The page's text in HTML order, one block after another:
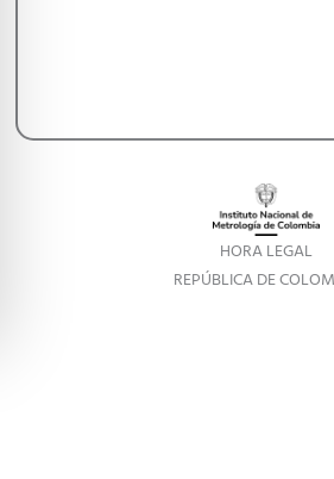
HORA LEGAL
REPÚBLICA DE